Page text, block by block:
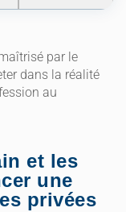
par le
dans la réalité
au
et les
une
privées